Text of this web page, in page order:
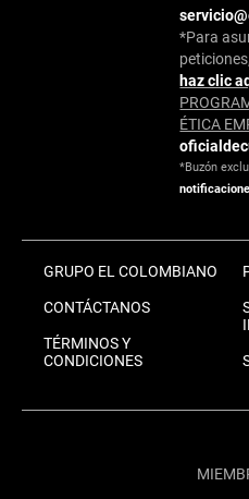
*Para
haz clic
ÉTICA
*Buzón
GRUPO EL COLOMBIANO
CONTÁCTANOS
TÉRMINOS Y
CONDICIONES